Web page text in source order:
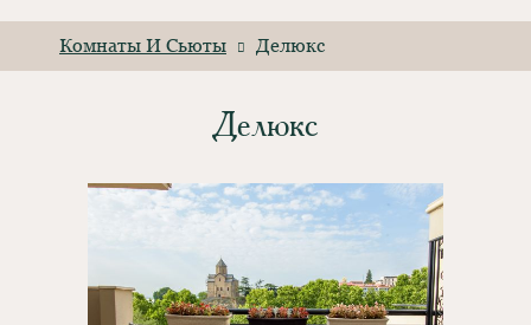
Комнаты И Сьюты Делюкс
Делюкс